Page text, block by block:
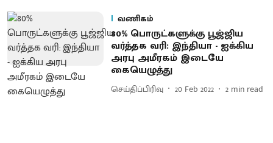
வணிகம்
80% பொருட்களுக்கு பூஜ்ஜிய
வர்த்தக வரி: இந்தியா - ஐக்கிய
அரபு அமீரகம் இடையே
கையெழுத்து
செய்திப்பிரிவு 20 Feb 2022 2 min read